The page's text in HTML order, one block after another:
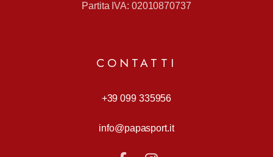
Partita IVA: 02010870737
CONTATTI
+39 099 335956
info@papasport.it